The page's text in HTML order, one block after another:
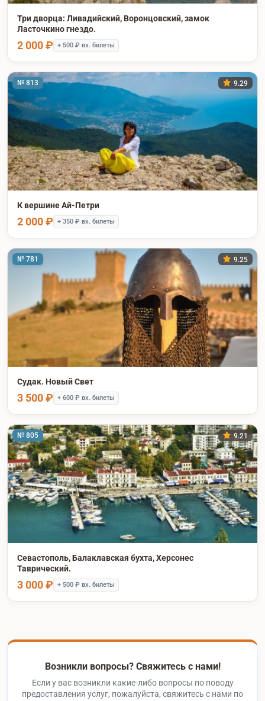
Три дворца: Ливадийский, Воронцовский, замок
Ласточкино гнездо.
2 000 ₽ + 500 ₽ вх. билеты
№ 813 9.29
К вершине Ай-Петри
2 000 ₽ + 350 ₽ вх. билеты
№ 781 9.25
Судак. Новый Свет
3 500 ₽ + 600 ₽ вх. билеты
№ 805 9.21
Севастополь, Балаклавская бухта, Херсонес
Таврический.
3 000 ₽ + 500 ₽ вх. билеты
Возникли вопросы? Свяжитесь с нами!
Если у вас возникли какие-либо вопросы по поводу
предоставления услуг, пожалуйста, свяжитесь с нами по